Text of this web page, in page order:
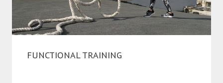
FUNCTIONAL TRAINING